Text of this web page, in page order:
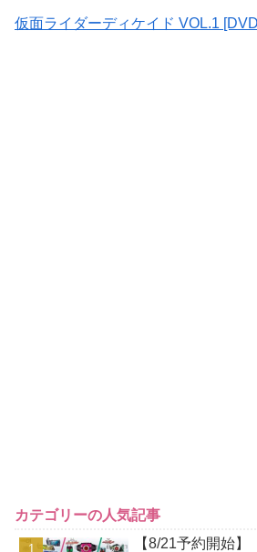
仮面ライダーディケイド VOL.1
カテゴリーの人気記事
【8/21予約開始